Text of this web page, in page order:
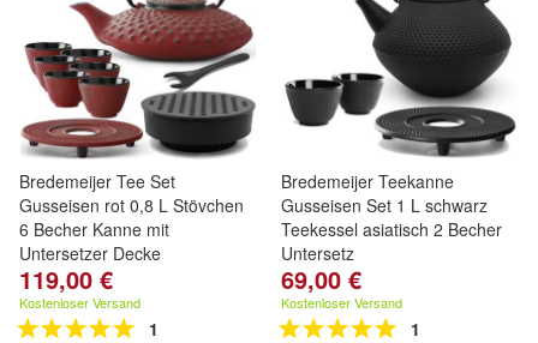
Bredemeijer Tee Set
Gusseisen rot 0,8 L Stövchen
6 Becher Kanne mit
Untersetzer Decke
119,00 €
Kostenloser Versand
1
Bredemeijer Teekanne
Gusseisen Set 1 L schwarz
Teekessel asiatisch 2 Becher
Untersetz
69,00 €
Kostenloser Versand
1